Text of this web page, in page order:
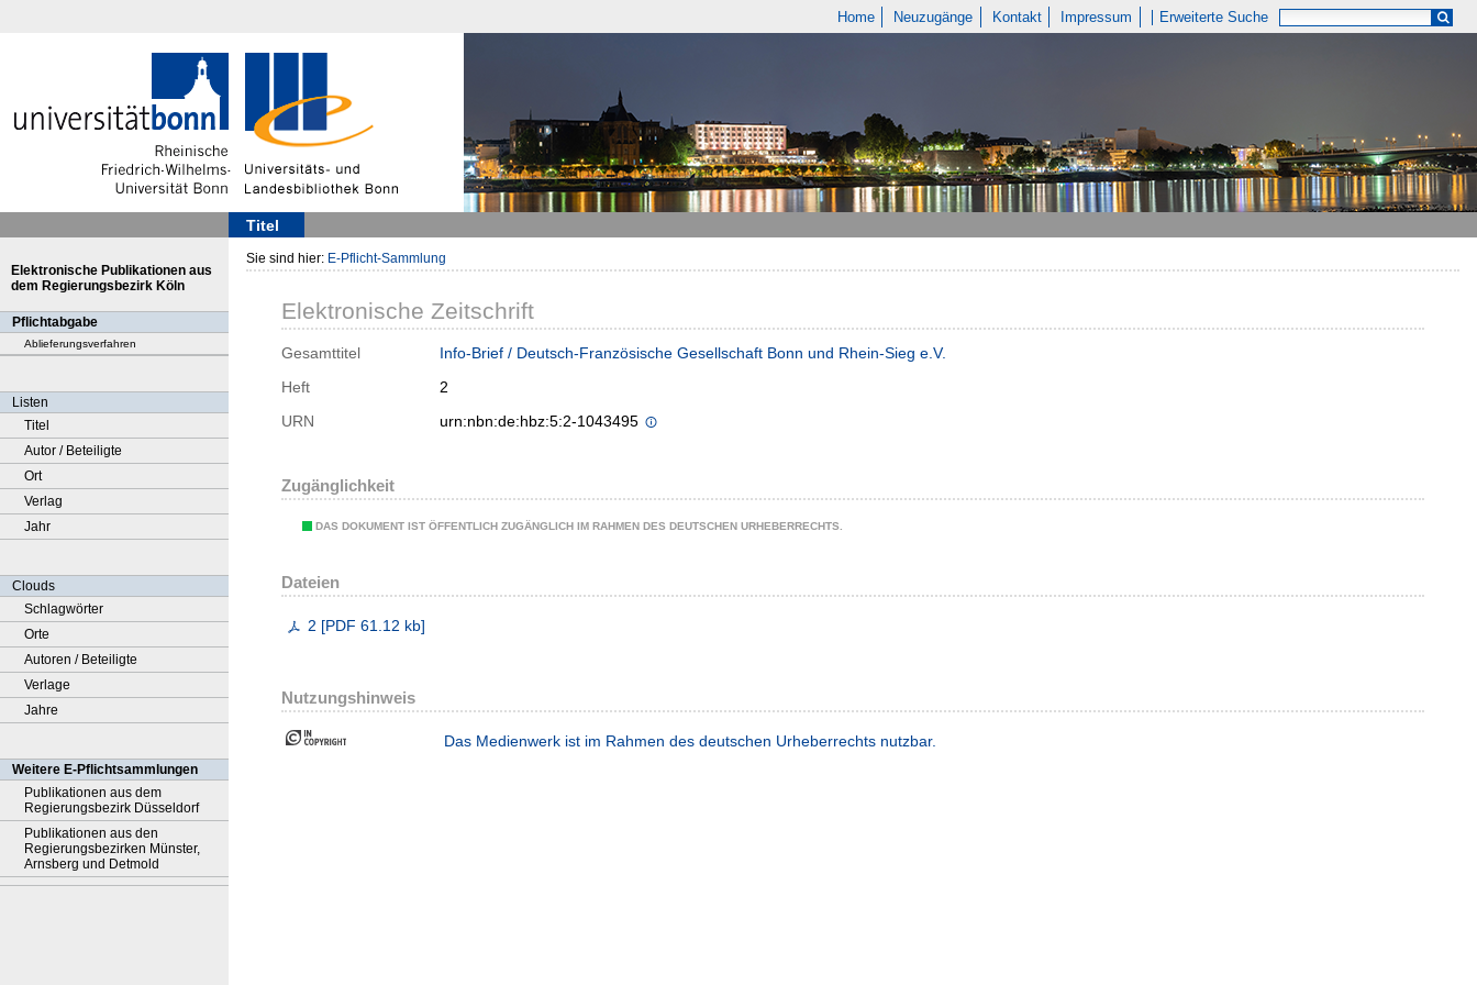
Home Neuzugänge Kontakt Impressum Erweiterte Suche
Titel
Elektronische Publikationen aus
dem Regierungsbezirk Köln
Pflichtabgabe
Ablieferungsverfahren
Listen
Titel
Autor / Beteiligte
Ort
Verlag
Jahr
Clouds
Schlagwörter
Orte
Autoren / Beteiligte
Verlage
Jahre
Weitere E-Pflichtsammlungen
Publikationen aus dem
Regierungsbezirk Düsseldorf
Publikationen aus den
Regierungsbezirken Münster,
Arnsberg und Detmold
Sie sind hier: E-Pflicht-Sammlung
Elektronische Zeitschrift
Gesamttitel
Info-Brief / Deutsch-Französische Gesellschaft Bonn und Rhein-Sieg e.V.
Heft
2
URN
urn:nbn:de:hbz:5:2-1043495
Zugänglichkeit
DAS DOKUMENT IST ÖFFENTLICH ZUGÄNGLICH IM RAHMEN DES DEUTSCHEN URHEBERRECHTS.
Dateien
2 [PDF 61.12 kb]
Nutzungshinweis
Das Medienwerk ist im Rahmen des deutschen Urheberrechts nutzbar.